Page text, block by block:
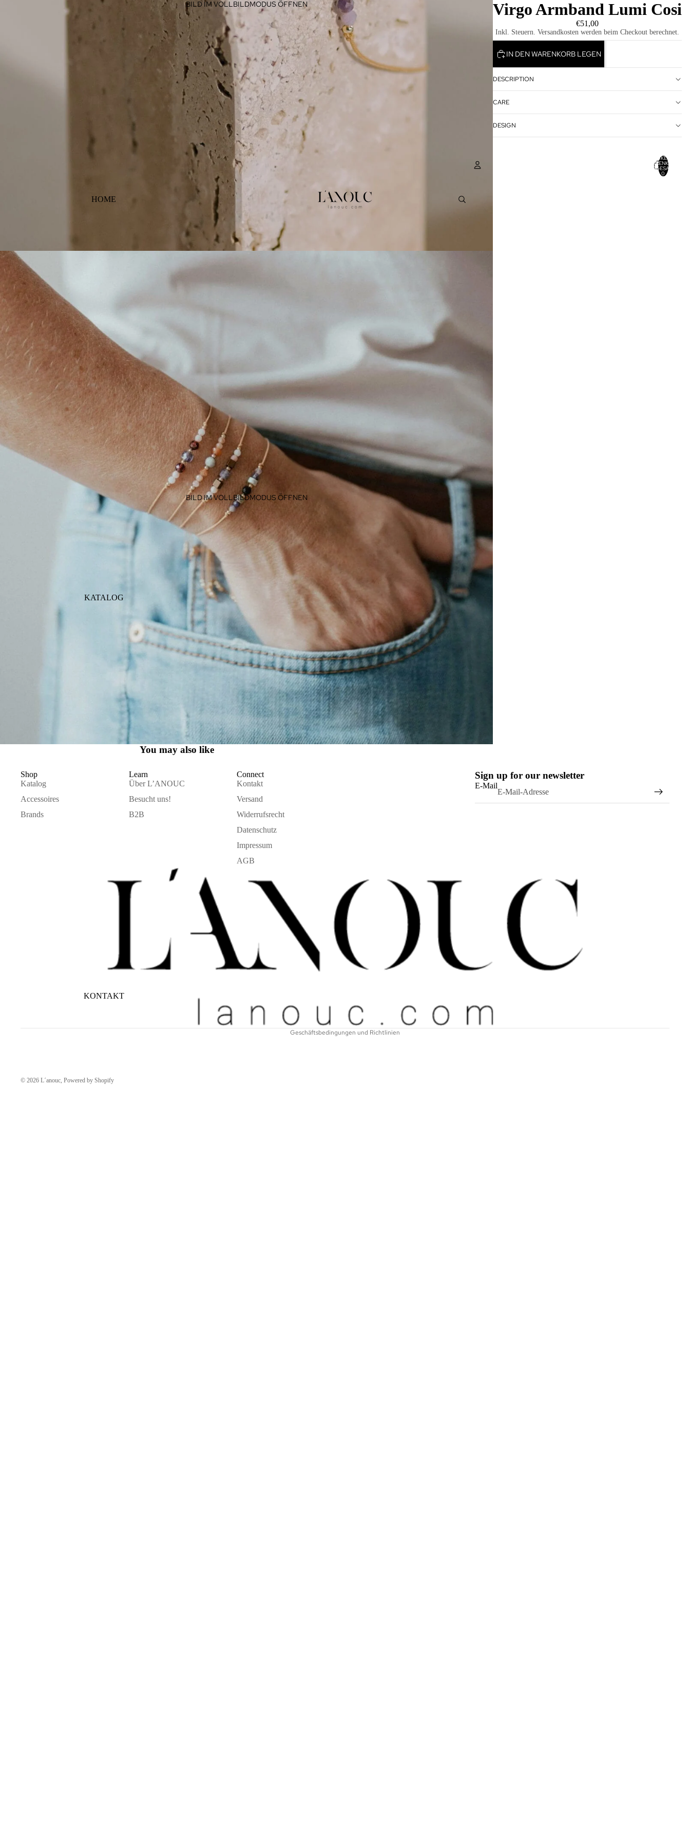
HOME
KATALOG
KONTAKT
ARTIKEL IM
WARENKORB
INSGESAMT:
0
BILD IM VOLLBILDMODUS ÖFFNEN
BILD IM VOLLBILDMODUS ÖFFNEN
Virgo Armband Lumi Cosi
€51,00
Inkl. Steuern. Versandkosten werden beim Checkout berechnet.
IN DEN WARENKORB LEGEN
DESCRIPTION
CARE
DESIGN
You may also like
Shop
Katalog
Accessoires
Brands
Learn
Über L’ANOUC
Besucht uns!
B2B
Connect
Kontakt
Versand
Widerrufsrecht
Datenschutz
Impressum
AGB
Sign up for our newsletter
E-Mail
© 2026 L´anouc, Powered by Shopify
Geschäftsbedingungen und Richtlinien
Widerrufsrecht
Datenschutzerklärung
Impressum